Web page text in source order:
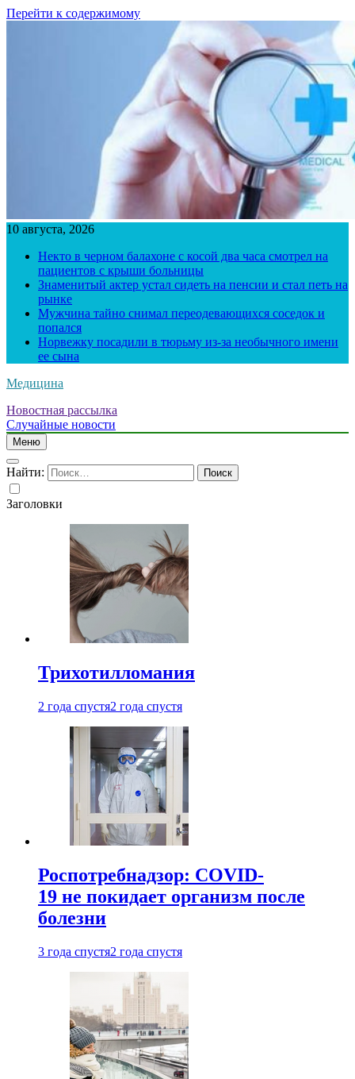
Перейти к содержимому
10 августа, 2026
Некто в черном балахоне с косой два часа смотрел на
пациентов с крыши больницы
Знаменитый актер устал сидеть на пенсии и стал петь на
рынке
Мужчина тайно снимал переодевающихся соседок и
попался
Норвежку посадили в тюрьму из-за необычного имени
ее сына
Медицина
Новостная рассылка
Случайные новости
Меню
Найти:
Заголовки
Трихотилломания
2 года спустя2 года спустя
Роспотребнадзор: COVID-
19 не покидает организм после
болезни
3 года спустя2 года спустя